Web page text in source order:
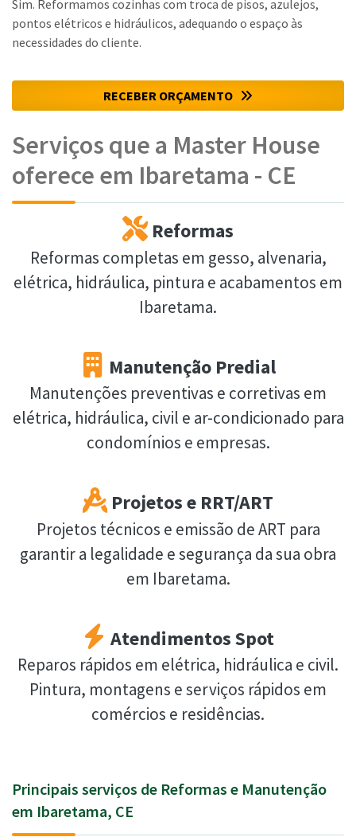
Sim. Reformamos cozinhas com troca de pisos, azulejos,
pontos elétricos e hidráulicos, adequando o espaço às
necessidades do cliente.
RECEBER ORÇAMENTO
Serviços que a Master House
oferece em Ibaretama - CE
Reformas
Reformas completas em gesso, alvenaria,
elétrica, hidráulica, pintura e acabamentos em
Ibaretama.
Manutenção Predial
Manutenções preventivas e corretivas em
elétrica, hidráulica, civil e ar-condicionado para
condomínios e empresas.
Projetos e RRT/ART
Projetos técnicos e emissão de ART para
garantir a legalidade e segurança da sua obra
em Ibaretama.
Atendimentos Spot
Reparos rápidos em elétrica, hidráulica e civil.
Pintura, montagens e serviços rápidos em
comércios e residências.
Principais serviços de Reformas e Manutenção
em Ibaretama, CE